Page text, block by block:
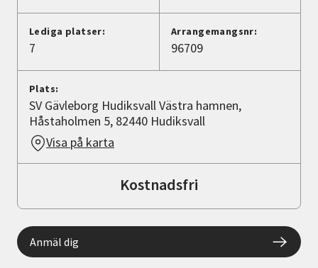
Lediga platser:
7
Arrangemangsnr:
96709
Plats:
SV Gävleborg Hudiksvall Västra hamnen,
Håstaholmen 5, 82440 Hudiksvall
Visa på karta
Kostnadsfri
Anmäl dig